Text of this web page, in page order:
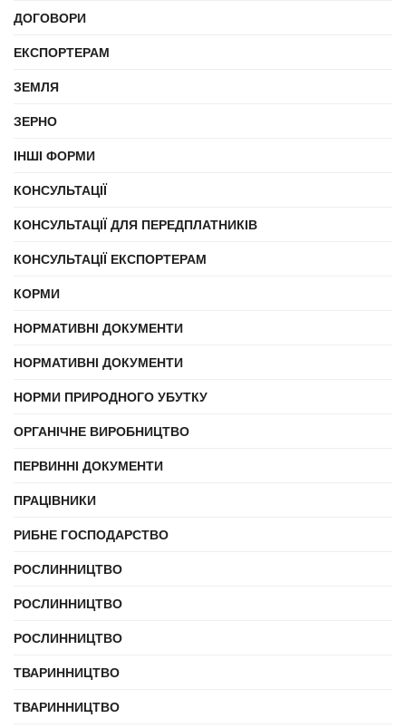
ДОГОВОРИ
ЕКСПОРТЕРАМ
ЗЕМЛЯ
ЗЕРНО
ІНШІ ФОРМИ
КОНСУЛЬТАЦІЇ
КОНСУЛЬТАЦІЇ ДЛЯ ПЕРЕДПЛАТНИКІВ
КОНСУЛЬТАЦІЇ ЕКСПОРТЕРАМ
КОРМИ
НОРМАТИВНІ ДОКУМЕНТИ
НОРМАТИВНІ ДОКУМЕНТИ
НОРМИ ПРИРОДНОГО УБУТКУ
ОРГАНІЧНЕ ВИРОБНИЦТВО
ПЕРВИННІ ДОКУМЕНТИ
ПРАЦІВНИКИ
РИБНЕ ГОСПОДАРСТВО
РОСЛИННИЦТВО
РОСЛИННИЦТВО
РОСЛИННИЦТВО
ТВАРИННИЦТВО
ТВАРИННИЦТВО